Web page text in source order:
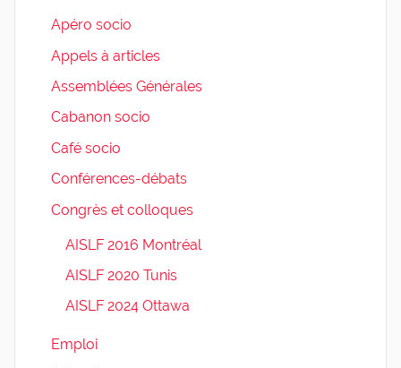
Apéro socio
Appels à articles
Assemblées Générales
Cabanon socio
Café socio
Conférences-débats
Congrès et colloques
AISLF 2016 Montréal
AISLF 2020 Tunis
AISLF 2024 Ottawa
Emploi